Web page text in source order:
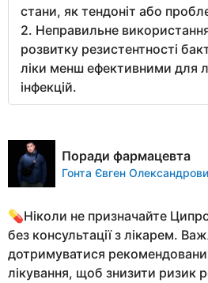
стани, як тендоніт або
2. Неправильне
розвитку резистентності
ліки менш ефективними для
інфекцій.
Поради фармацевта
Гонта Євген
💊Ніколи не призначайте
без консультації з лікарем.
дотримуватися
лікування, щоб знизити ризик